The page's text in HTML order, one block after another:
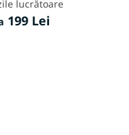
lucrătoare
199 Lei